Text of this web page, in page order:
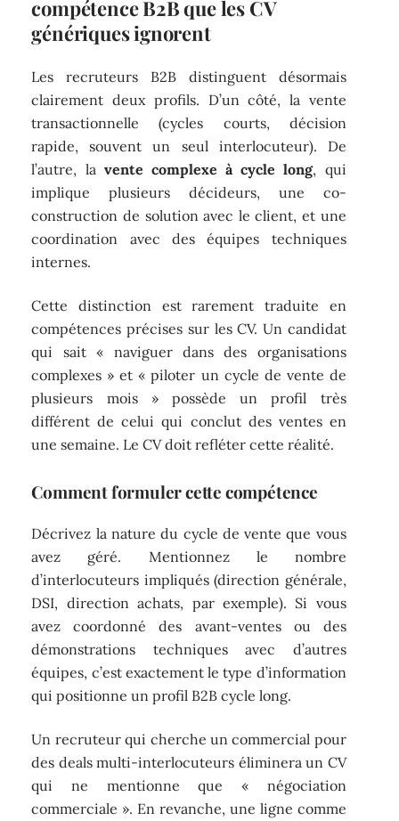
compétence B2B que les CV
génériques ignorent
Les recruteurs B2B distinguent désormais
clairement deux profils. D’un côté, la vente
transactionnelle (cycles courts, décision
rapide, souvent un seul interlocuteur). De
l’autre, la vente complexe à cycle long, qui
implique plusieurs décideurs, une co-
construction de solution avec le client, et une
coordination avec des équipes techniques
internes.
Cette distinction est rarement traduite en
compétences précises sur les CV. Un candidat
qui sait « naviguer dans des organisations
complexes » et « piloter un cycle de vente de
plusieurs mois » possède un profil très
différent de celui qui conclut des ventes en
une semaine. Le CV doit refléter cette réalité.
Comment formuler cette compétence
Décrivez la nature du cycle de vente que vous
avez géré. Mentionnez le nombre
d’interlocuteurs impliqués (direction générale,
DSI, direction achats, par exemple). Si vous
avez coordonné des avant-ventes ou des
démonstrations techniques avec d’autres
équipes, c’est exactement le type d’information
qui positionne un profil B2B cycle long.
Un recruteur qui cherche un commercial pour
des deals multi-interlocuteurs éliminera un CV
qui ne mentionne que « négociation
commerciale ». En revanche, une ligne comme